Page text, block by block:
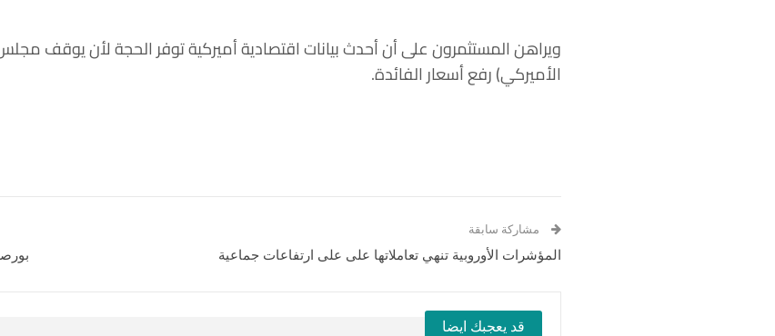
ويراهن المستثمرون على أن أحدث بيانات اقتصادية أميركية توفر الحجة لأن يوقف مجلس
الأميركي) رفع أسعار الفائدة.
مشاركة سابقة
المؤشرات الأوروبية تنهي تعاملاتها على على ارتفاعات جماعية
قد يعجبك ايضا